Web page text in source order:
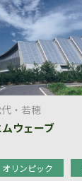
・若穂
ウェーブ
オリンピック